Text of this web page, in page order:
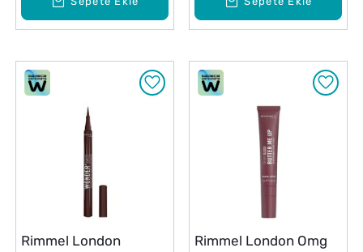
Rimmel London
Rimmel London Omg